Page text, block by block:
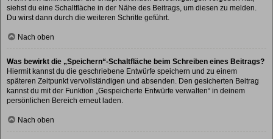
siehst du eine Schaltfläche in der Nähe des Beitrags, um diesen zu melden.
Du wirst dann durch die weiteren Schritte geführt.
Nach oben
Was bewirkt die „Speichern“-Schaltfläche beim Schreiben eines Beitrags?
Hiermit kannst du die geschriebene Entwürfe speichern und zu einem
späteren Zeitpunkt vervollständigen und absenden. Den gesicherten Beitrag
kannst du mit der Funktion „Gespeicherte Entwürfe verwalten“ in deinem
persönlichen Bereich erneut laden.
Nach oben